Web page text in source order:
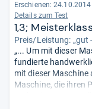
Erschienen: 24.10.2014
Details zum Test
1,3;
Preis/Leistung: „gut
„... Um mit dieser
fundierte
mit dieser Maschine
Maschine, die ihren